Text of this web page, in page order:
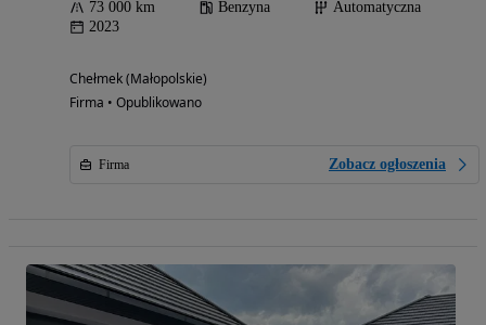
73 000 km Benzyna
Automatyczna
2023
Chełmek (Małopolskie)
Firma • Opublikowano
Firma Zobacz ogłoszenia